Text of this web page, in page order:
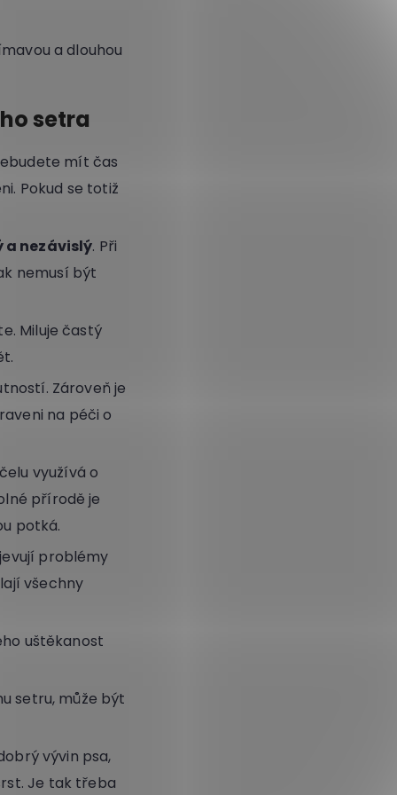
a dlouhou
setra
mít čas
Pokud se totiž
nezávislý. Při
nemusí být
Miluje častý
Zároveň je
na péči o
využívá o
přírodě je
potká.
problémy
všechny
uštěkanost
setru, může být
vývin psa,
Je tak třeba